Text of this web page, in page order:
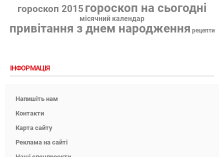
гороскоп 2015 гороскоп на сьогодні
місячний календар
привітання з днем народження рецепти
ІНФОРМАЦІЯ
Напишіть нам
Контакти
Карта сайту
Реклама на сайті